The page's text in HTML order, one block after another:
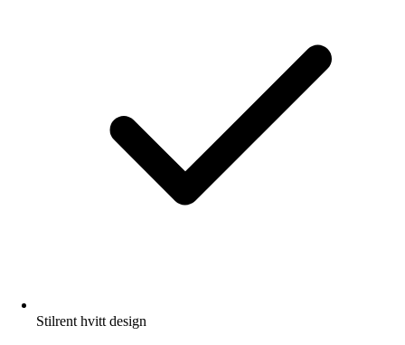
Stilrent hvitt design